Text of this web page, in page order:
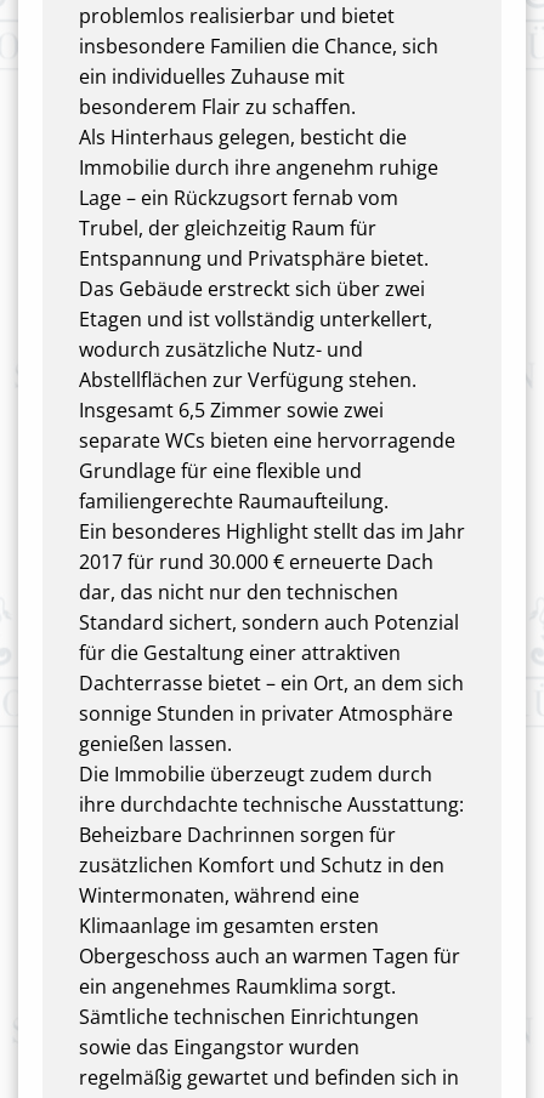
problemlos realisierbar und bietet
insbesondere Familien die Chance, sich
ein individuelles Zuhause mit
besonderem Flair zu schaffen.
Als Hinterhaus gelegen, besticht die
Immobilie durch ihre angenehm ruhige
Lage – ein Rückzugsort fernab vom
Trubel, der gleichzeitig Raum für
Entspannung und Privatsphäre bietet.
Das Gebäude erstreckt sich über zwei
Etagen und ist vollständig unterkellert,
wodurch zusätzliche Nutz- und
Abstellflächen zur Verfügung stehen.
Insgesamt 6,5 Zimmer sowie zwei
separate WCs bieten eine hervorragende
Grundlage für eine flexible und
familiengerechte Raumaufteilung.
Ein besonderes Highlight stellt das im Jahr
2017 für rund 30.000 € erneuerte Dach
dar, das nicht nur den technischen
Standard sichert, sondern auch Potenzial
für die Gestaltung einer attraktiven
Dachterrasse bietet – ein Ort, an dem sich
sonnige Stunden in privater Atmosphäre
genießen lassen.
Die Immobilie überzeugt zudem durch
ihre durchdachte technische Ausstattung:
Beheizbare Dachrinnen sorgen für
zusätzlichen Komfort und Schutz in den
Wintermonaten, während eine
Klimaanlage im gesamten ersten
Obergeschoss auch an warmen Tagen für
ein angenehmes Raumklima sorgt.
Sämtliche technischen Einrichtungen
sowie das Eingangstor wurden
regelmäßig gewartet und befinden sich in